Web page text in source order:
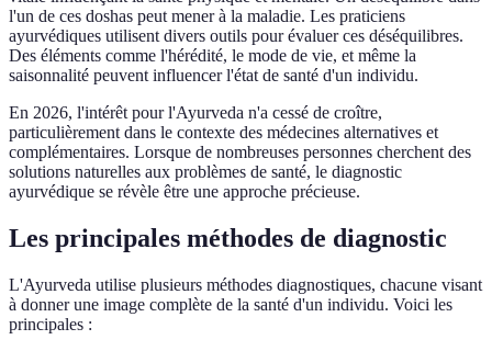
l'un de ces doshas peut mener à la maladie. Les praticiens
ayurvédiques utilisent divers outils pour évaluer ces déséquilibres.
Des éléments comme l'hérédité, le mode de vie, et même la
saisonnalité peuvent influencer l'état de santé d'un individu.
En 2026, l'intérêt pour l'Ayurveda n'a cessé de croître,
particulièrement dans le contexte des médecines alternatives et
complémentaires. Lorsque de nombreuses personnes cherchent des
solutions naturelles aux problèmes de santé, le diagnostic
ayurvédique se révèle être une approche précieuse.
Les principales méthodes de diagnostic
L'Ayurveda utilise plusieurs méthodes diagnostiques, chacune visant
à donner une image complète de la santé d'un individu. Voici les
principales :